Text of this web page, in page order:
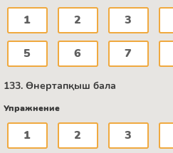
1 2 3
5 6 7
133. Өнертапқыш бала
Упражнение
1 2 3